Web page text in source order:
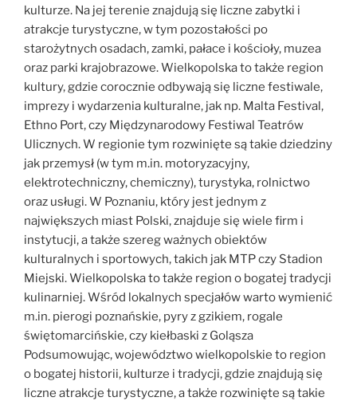
kulturze. Na jej terenie znajdują się liczne zabytki i
atrakcje turystyczne, w tym pozostałości po
starożytnych osadach, zamki, pałace i kościoły, muzea
oraz parki krajobrazowe. Wielkopolska to także region
kultury, gdzie corocznie odbywają się liczne festiwale,
imprezy i wydarzenia kulturalne, jak np. Malta Festival,
Ethno Port, czy Międzynarodowy Festiwal Teatrów
Ulicznych. W regionie tym rozwinięte są takie dziedziny
jak przemysł (w tym m.in. motoryzacyjny,
elektrotechniczny, chemiczny), turystyka, rolnictwo
oraz usługi. W Poznaniu, który jest jednym z
największych miast Polski, znajduje się wiele firm i
instytucji, a także szereg ważnych obiektów
kulturalnych i sportowych, takich jak MTP czy Stadion
Miejski. Wielkopolska to także region o bogatej tradycji
kulinarniej. Wśród lokalnych specjałów warto wymienić
m.in. pierogi poznańskie, pyry z gzikiem, rogale
świętomarcińskie, czy kiełbaski z Goląsza
Podsumowując, województwo wielkopolskie to region
o bogatej historii, kulturze i tradycji, gdzie znajdują się
liczne atrakcje turystyczne, a także rozwinięte są takie